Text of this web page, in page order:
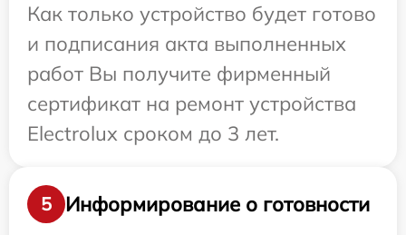
Как только устройство будет готово
и подписания акта выполненных
работ Вы получите фирменный
сертификат на ремонт устройства
Electrolux сроком до 3 лет.
5
Информирование о готовности